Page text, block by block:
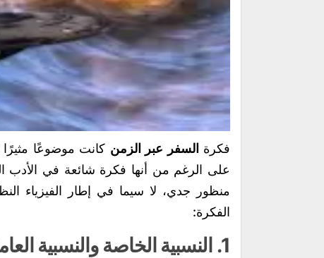
فكرة السفر عبر الزمن كانت موضوعًا
على الرغم من أنها فكرة شائعة في الأدب
منظور جدي، لا سيما في إطار الفيزياء
الفكرة:
1. النسبية الخاصة والنسبية